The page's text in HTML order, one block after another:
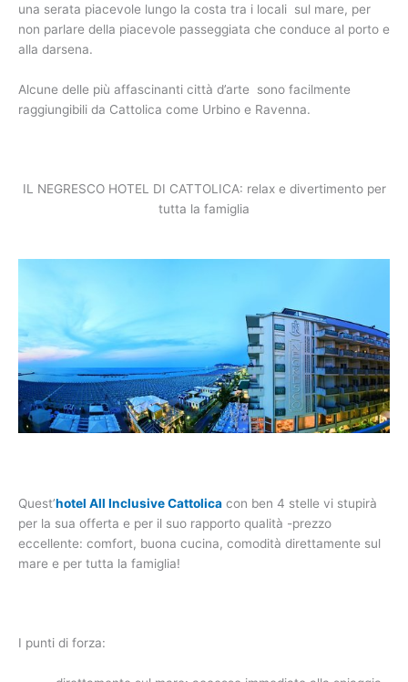
una serata piacevole lungo la costa tra i locali sul mare, per
non parlare della piacevole passeggiata che conduce al porto e
alla darsena.
Alcune delle più affascinanti città d’arte sono facilmente
raggiungibili da Cattolica come Urbino e Ravenna.
IL NEGRESCO HOTEL DI CATTOLICA: relax e divertimento per
tutta la famiglia
Quest’hotel All Inclusive Cattolica con ben 4 stelle vi stupirà
per la sua offerta e per il suo rapporto qualità -prezzo
eccellente: comfort, buona cucina, comodità direttamente sul
mare e per tutta la famiglia!
I punti di forza: